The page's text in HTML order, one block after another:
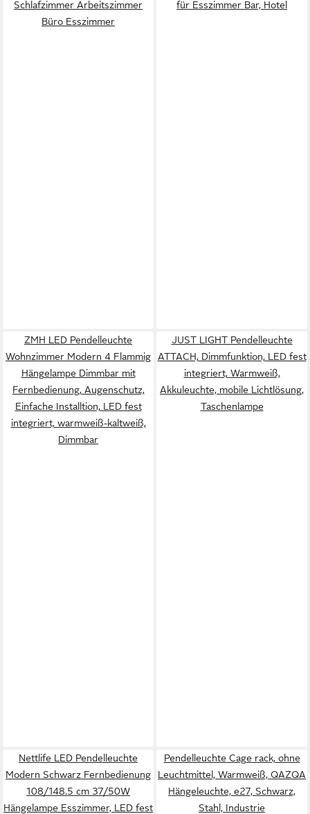
Schlafzimmer Arbeitszimmer
Büro Esszimmer
für Esszimmer Bar, Hotel
ZMH LED Pendelleuchte
Wohnzimmer Modern 4 Flammig
Hängelampe Dimmbar mit
Fernbedienung, Augenschutz,
Einfache Installtion, LED fest
integriert, warmweiß-kaltweiß,
Dimmbar
JUST LIGHT Pendelleuchte
ATTACH, Dimmfunktion, LED fest
integriert, Warmweiß,
Akkuleuchte, mobile Lichtlösung,
Taschenlampe
Nettlife LED Pendelleuchte
Modern Schwarz Fernbedienung
108/148.5 cm 37/50W
Hängelampe Esszimmer, LED fest
Pendelleuchte Cage rack, ohne
Leuchtmittel, Warmweiß, QAZQA
Hängeleuchte, e27, Schwarz,
Stahl, Industrie